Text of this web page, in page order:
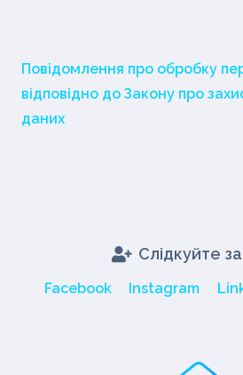
Повідомлення про обробку
відповідно до Закону про
даних
Слідкуйте
Facebook Instagram